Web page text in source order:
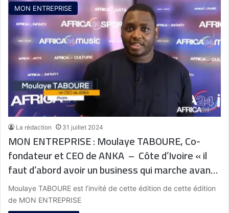
MON ENTREPRISE
La rédaction 31 juillet 2024
MON ENTREPRISE : Moulaye TABOURE, Co-
fondateur et CEO de ANKA – Côte d’Ivoire « il
faut d’abord avoir un business qui marche avant
d’être financé »
Moulaye TABOURE est l’invité de cette édition de cette édition
de MON ENTREPRISE